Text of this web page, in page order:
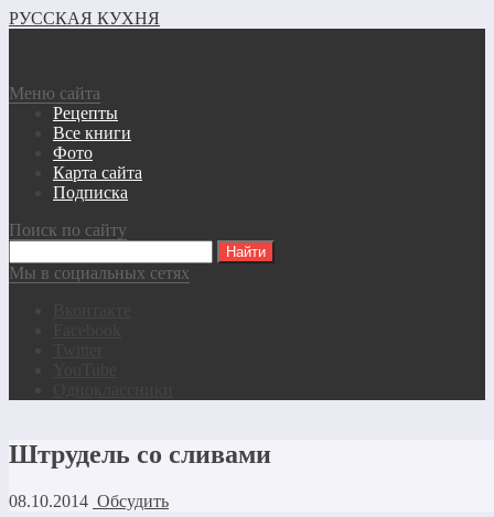
РУССКАЯ КУХНЯ
Меню сайта
Рецепты
Все книги
Фото
Карта сайта
Подписка
Поиск по сайту
Мы в социальных сетях
Штрудель со сливами
08.10.2014 Обсудить